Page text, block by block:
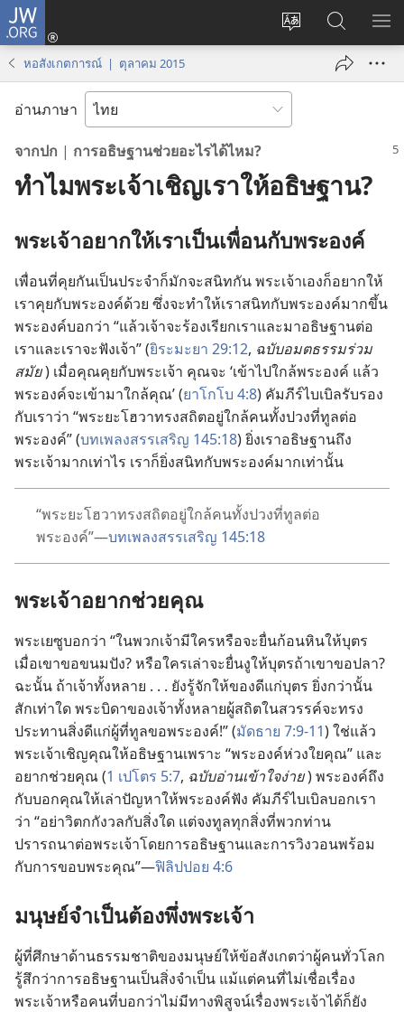
JW.ORG
เปลี่ยน
เข้า
(เปิด
ใหม่)
ค้นหา
ใน
JW.ORG
แส
หอสังเกตการณ์ | ตุลาคม 2015
อ่านภาษา
จากปก | การอธิษฐานช่วยอะไรได้ไหม?
ทำไมพระเจ้าเชิญเราให้อธิษฐาน?
พระเจ้าอยากให้เราเป็นเพื่อนกับพระองค์
เพื่อนที่คุยกันเป็นประจำก็มักจะสนิทกัน พระเจ้าเองก็อยากให้
เราคุยกับพระองค์ด้วย ซึ่งจะทำให้เราสนิทกับพระองค์มากขึ้น
พระองค์บอกว่า “แล้วเจ้าจะร้องเรียกเราและมาอธิษฐานต่อ
เราและเราจะฟังเจ้า” (ยิระมะยา 29:12, ฉบับอมตธรรมร่วม
สมัย) เมื่อคุณคุยกับพระเจ้า คุณจะ ‘เข้าไปใกล้พระองค์ แล้ว
พระองค์จะเข้ามาใกล้คุณ’ (ยาโกโบ 4:8) คัมภีร์ไบเบิลรับรอง
กับเราว่า “พระยะโฮวาทรงสถิตอยู่ใกล้คนทั้งปวงที่ทูลต่อ
พระองค์” (บทเพลงสรรเสริญ 145:18) ยิ่งเราอธิษฐานถึง
พระเจ้ามากเท่าไร เราก็ยิ่งสนิทกับพระองค์มากเท่านั้น
“พระยะโฮวาทรงสถิตอยู่ใกล้คนทั้งปวงที่ทูลต่อ
พระองค์”—บทเพลงสรรเสริญ 145:18
พระเจ้าอยากช่วยคุณ
พระเยซูบอกว่า “ในพวกเจ้ามีใครหรือจะยื่นก้อนหินให้บุตร
เมื่อเขาขอขนมปัง? หรือใครเล่าจะยื่นงูให้บุตรถ้าเขาขอปลา?
ฉะนั้น ถ้าเจ้าทั้งหลาย . . . ยังรู้จักให้ของดีแก่บุตร ยิ่งกว่านั้น
สักเท่าใด พระบิดาของเจ้าทั้งหลายผู้สถิตในสวรรค์จะทรง
ประทานสิ่งดีแก่ผู้ที่ทูลขอพระองค์!” (มัดธาย 7:9-11) ใช่แล้ว
พระเจ้าเชิญคุณให้อธิษฐานเพราะ “พระองค์ห่วงใยคุณ” และ
อยากช่วยคุณ (1 เปโตร 5:7, ฉบับอ่านเข้าใจง่าย) พระองค์ถึง
กับบอกคุณให้เล่าปัญหาให้พระองค์ฟัง คัมภีร์ไบเบิลบอกเรา
ว่า “อย่าวิตกกังวลกับสิ่งใด แต่จงทูลทุกสิ่งที่พวกท่าน
ปรารถนาต่อพระเจ้าโดยการอธิษฐานและการวิงวอนพร้อม
กับการขอบพระคุณ”—ฟิลิปปอย 4:6
มนุษย์จำเป็นต้องพึ่งพระเจ้า
ผู้ที่ศึกษาด้านธรรมชาติของมนุษย์ให้ข้อสังเกตว่าผู้คนทั่วโลก
รู้สึกว่าการอธิษฐานเป็นสิ่งจำเป็น แม้แต่คนที่ไม่เชื่อเรื่อง
พระเจ้าหรือคนที่บอกว่าไม่มีทางพิสูจน์เรื่องพระเจ้าได้ก็ยัง